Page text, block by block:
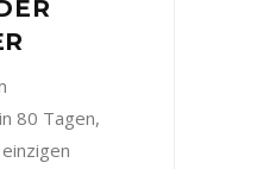
80 Tagen,